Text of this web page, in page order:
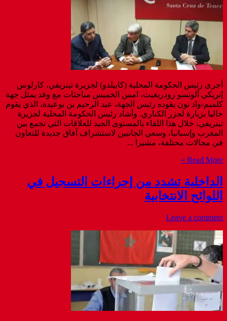
أجرى رئيس الحكومة المحلية (كابيلدو) لجزيرة تينريفي، كارلوس
إنريكي ألونسو رودريغيث، امس الخميس مباحثات مع وفد يمثل جهة
كلميم-واد نون يقوده رئيس الجهة، عبد الرحيم بن بوعيدة، الذي يقوم
حاليا بزيارة لجزر الكناري. وأشاد رئيس الحكومة المحلية لجزيرة
تينريفي، خلال هذا اللقاء بالمستوى الجيد للعلاقات التي تجمع بين
المغرب وإسبانيا، وسعي الجانبين لاستشراف آفاق جديدة للتعاون
في مجالات مختلفة، مشيرا ...
Read More »
الداخلية تشدد من إجراءات التسجيل في
اللوائح الانتخابية
Leave a comment